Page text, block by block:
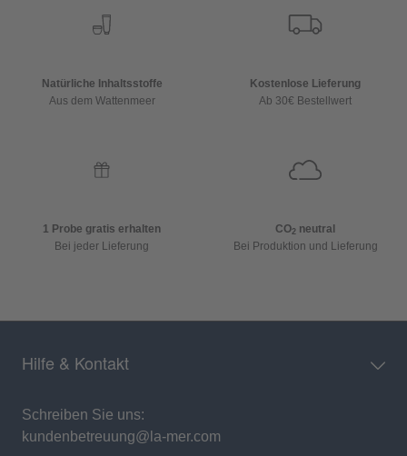
Natürliche Inhaltsstoffe
Aus dem Wattenmeer
Kostenlose Lieferung
Ab 30€ Bestellwert
1 Probe gratis erhalten
Bei jeder Lieferung
CO2 neutral
Bei Produktion und Lieferung
Hilfe & Kontakt
Schreiben Sie uns:
kundenbetreuung@la-mer.com